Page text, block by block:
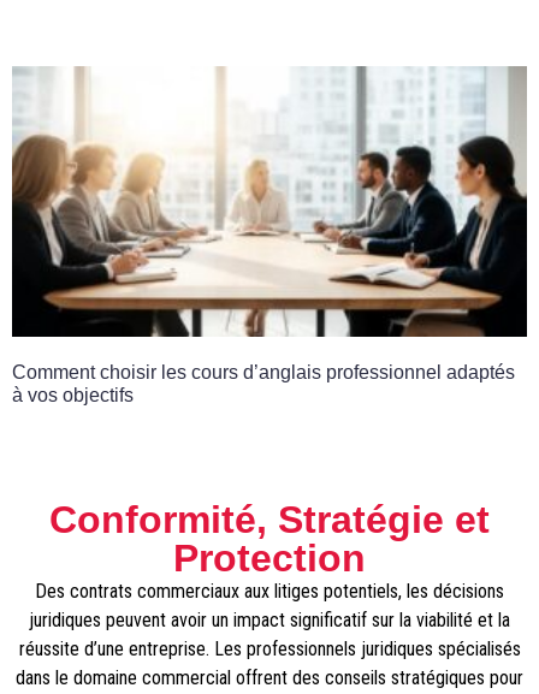
Comment choisir les cours d’anglais professionnel adaptés
à vos objectifs
Conformité, Stratégie et
Protection
Des contrats commerciaux aux litiges potentiels, les décisions
juridiques peuvent avoir un impact significatif sur la viabilité et la
réussite d’une entreprise. Les professionnels juridiques spécialisés
dans le domaine commercial offrent des conseils stratégiques pour